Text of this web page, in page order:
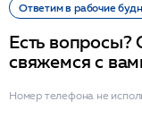
Ответим в рабочие
Есть вопросы?
свяжемся с
Номер телефона не